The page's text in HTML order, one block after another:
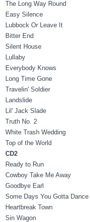
The Long Way Round
Easy Silence
Lubbock Or Leave It
Bitter End
Silent House
Lullaby
Everybody Knows
Long Time Gone
Travelin' Soldier
Landslide
Lil' Jack Slade
Truth No. 2
White Trash Wedding
Top of the World
CD2
Ready to Run
Cowboy Take Me Away
Goodbye Earl
Some Days You Gotta Dance
Heartbreak Town
Sin Wagon